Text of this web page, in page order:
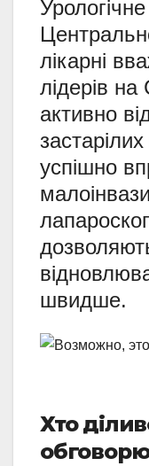
лікарні
лідерів
активно
успішно
швидше.
Хто